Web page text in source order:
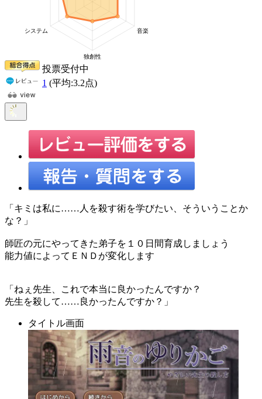
投票受付中
1 (平均:3.2点)
「キミは私に……人を殺す術を学びたい、そういうことか
な？」
師匠の元にやってきた弟子を１０日間育成しましょう
能力値によってＥＮＤが変化します
「ねぇ先生、これで本当に良かったんですか？
先生を殺して……良かったんですか？」
タイトル画面